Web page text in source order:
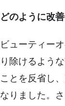
どのように改
ビューティー
り除けるよう
ことを反省し
なりました。